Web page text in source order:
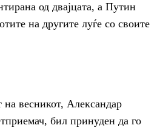
од двајцата, а Путин
на другите луѓе со своите
на весникот, Александар
бил принуден да го